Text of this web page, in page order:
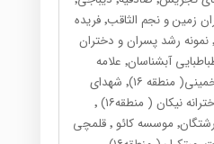
یوسف آباد٬ همت٬ایران زمین و نجم الثاقب٬ فریده
سلیمی٬ ابوعلی سینا٬ نمونه رشد پسران و دختران
( منطقه ۱۶)٬ علامه طباطبایی آبشناسان٬ علامه
بهپویان٬ رهیار٬ امام خمینی( منطقه ۱۶)٬ شهدای
کارگر ( منطقه ۱۵)٬ دخترانه نیکان ( منطقه۱۶) ٬
بشری (منطقه ۱۹)٬ فرشتگان٬ موسسه کائو ٬ قلمچی